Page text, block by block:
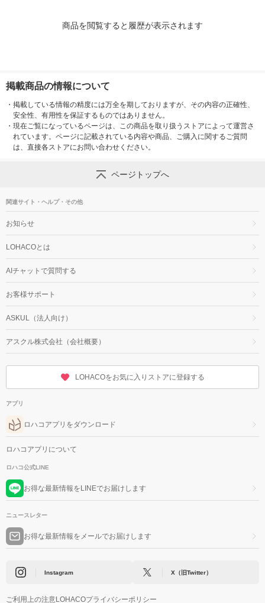
商品を閲覧すると履歴が表示されます
掲載商品の情報について
・ 掲載している情報の精度には万全を期しておりますが、その内容の正確性、
安全性、有用性を保証するものではありません。
・ 現在ご覧になっているページは、この商品を取り扱うストアによって運営さ
れています。ページに記載されている内容や商品、ご購入に関するご質問
は、直接各ストアにお問い合わせください。
ページトップへ
関連サイト・ヘルプ・その他
お知らせ
LOHACOとは
AIチャットで質問する
お客様サポート
ASKUL（法人向け）
アスクル株式会社（会社概要）
LOHACOをお気に入りストアに登録する
アプリ
ロハコアプリをダウンロード
ロハコアプリについて
ロハコ公式LINE
お得な最新情報をLINEでお届けします
ニュースレター
お得な最新情報をメールでお届けします
Instagram X（旧Twitter）
ご利用上の注意LOHACOプライバシーポリシー